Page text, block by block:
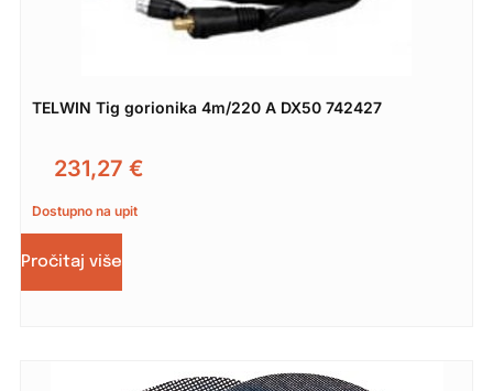
TELWIN Tig gorionika 4m/220 A DX50 742427
231,27 €
Dostupno na upit
Pročitaj više